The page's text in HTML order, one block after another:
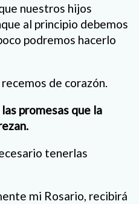
nuestros hijos
al principio debemos
podremos hacerlo
de corazón.
promesas que la
tenerlas
mi Rosario, recibirá